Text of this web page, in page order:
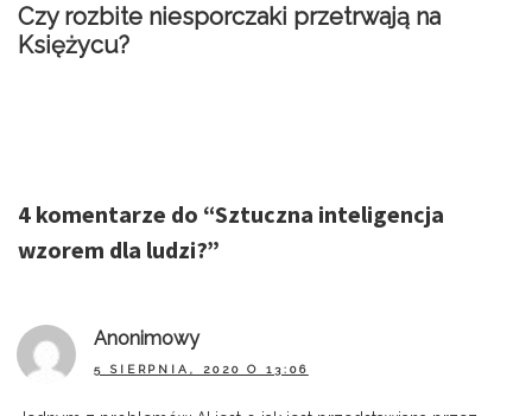
Czy rozbite niesporczaki przetrwają na
Księżycu?
4 komentarze do “Sztuczna inteligencja
wzorem dla ludzi?”
Anonimowy
5 SIERPNIA, 2020 O 13:06